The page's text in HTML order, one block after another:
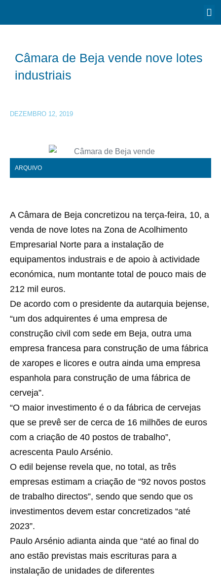
Câmara de Beja vende nove lotes
industriais
DEZEMBRO 12, 2019
ARQUIVO
A Câmara de Beja concretizou na terça-feira, 10, a
venda de nove lotes na Zona de Acolhimento
Empresarial Norte para a instalação de
equipamentos industrais e de apoio à actividade
económica, num montante total de pouco mais de
212 mil euros.
De acordo com o presidente da autarquia bejense,
“um dos adquirentes é uma empresa de
construção civil com sede em Beja, outra uma
empresa francesa para construção de uma fábrica
de xaropes e licores e outra ainda uma empresa
espanhola para construção de uma fábrica de
cerveja”.
“O maior investimento é o da fábrica de cervejas
que se prevê ser de cerca de 16 milhões de euros
com a criação de 40 postos de trabalho”,
acrescenta Paulo Arsénio.
O edil bejense revela que, no total, as três
empresas estimam a criação de “92 novos postos
de trabalho directos”, sendo que sendo que os
investimentos devem estar concretizados “até
2023”.
Paulo Arsénio adianta ainda que “até ao final do
ano estão previstas mais escrituras para a
instalação de unidades de diferentes